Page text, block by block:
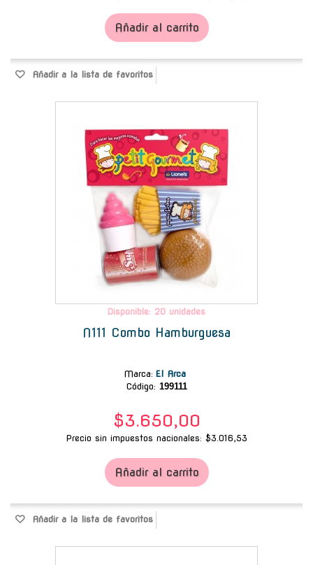
Añadir al carrito
Añadir a la lista de favoritos
Disponible: 20 unidades
N111 Combo Hamburguesa
Marca: El Arca
Código: 199111
$3.650,00
Precio sin impuestos nacionales: $3.016,53
Añadir al carrito
Añadir a la lista de favoritos